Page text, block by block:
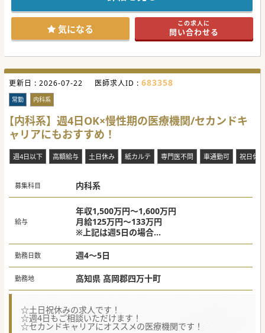
#秋入職可
気になる この求人に
問い合わせる
更新日 : 2026-07-22 医師求人ID : 683358
常勤 内科系
【内科系】週4日OK×慢性期の医療機関/セカンドキ
ャリアにもおすすめ！
週4日以下 高額給与 土日休み 紙カルテ 専門医不問 車通勤可 祝日休み
募集科目 内科系
給与
年収1,500万円～1,600万円
月給125万円～133万円
※上記は週5日の場合
※経験年数、スキル等により異なる
勤務日数 週4～5日
勤務地 高知県 高岡郡四万十町
☆土日祝休みの求人です！
☆週4日もご相談いただけます！
☆セカンドキャリアにオススメの医療機関です！